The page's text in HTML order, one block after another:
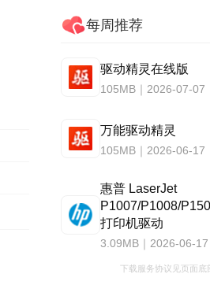
每周推荐
驱动精灵在线版
105MB｜2026-07-07
万能驱动精灵
105MB｜2026-06-17
惠普 LaserJet
P1007/P1008/
打印机驱动
3.09MB｜2026-06-17
下载服务协议见页面底